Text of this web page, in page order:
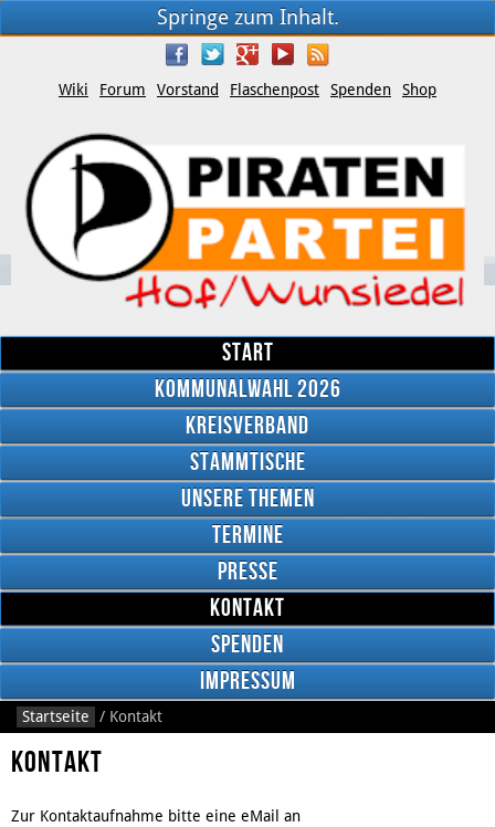
Springe zum Inhalt.
Twitter
Google
Plus
YouTube
Wiki Forum Vorstand Flaschenpost Spenden Shop
Start
Kommunalwahl 2026
Kreisverband
Stammtische
Unsere Themen
Termine
Presse
Kontakt
Spenden
Impressum
Startseite / Kontakt
Kontakt
Zur Kontaktaufnahme bitte eine eMail an